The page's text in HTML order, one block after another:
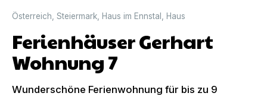
Österreich Steiermark Haus im Ennstal Haus
Ferienhäuser Gerhart
Wohnung 7
Wunderschöne Ferienwohnung für bis zu 9